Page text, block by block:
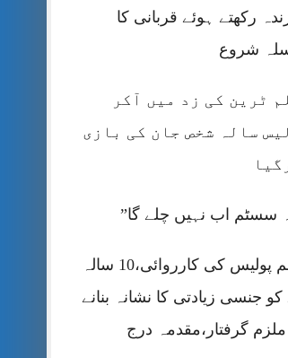
رکھتے ہوئے قربانی کا
شروع
ٹرین کی زد میں آکر
سالہ شخص جان کی بازی
سسٹم اب نہیں چلے گا”
جہلم پولیس کی کارروائی،10 سالہ
کو جنسی زیادتی کا نشانہ بنانے
ملزم گرفتار،مقدمہ درج